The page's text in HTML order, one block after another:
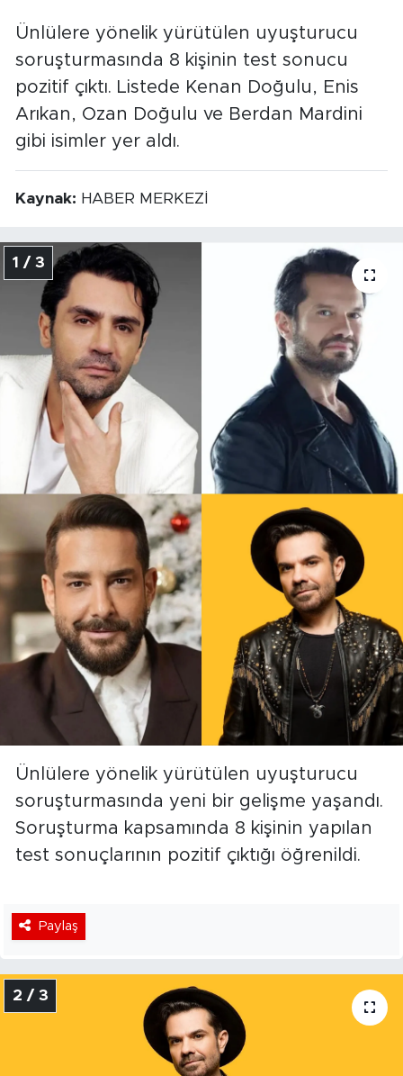
Ünlülere yönelik yürütülen uyuşturucu
soruşturmasında 8 kişinin test sonucu
pozitif çıktı. Listede Kenan Doğulu, Enis
Arıkan, Ozan Doğulu ve Berdan Mardini
gibi isimler yer aldı.
Kaynak: HABER MERKEZİ
1 / 3
Ünlülere yönelik yürütülen uyuşturucu
soruşturmasında yeni bir gelişme yaşandı.
Soruşturma kapsamında 8 kişinin yapılan
test sonuçlarının pozitif çıktığı öğrenildi.
Paylaş
2 / 3